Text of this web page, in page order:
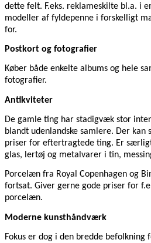
dette felt. F.eks. reklameskilte bl.a. i
modeller af fyldepenne i forskelligt
for.
Postkort og fotografier
Køber både enkelte albums og hele
fotografier.
Antikviteter
De gamle ting har stadigvæk stor
blandt udenlandske samlere. Der kan
priser for eftertragtede ting. Er
glas, lertøj og metalvarer i tin,
Porcelæn fra Royal Copenhagen og
fortsat. Giver gerne gode priser for
porcelæn.
Moderne kunsthåndværk
Fokus er dog i den bredde befolkning